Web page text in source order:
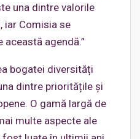
una dintre valorile
iar Comisia se
agendă.”
bogatei diversități
dintre prioritățile și
O gamă largă de
multe aspecte ale